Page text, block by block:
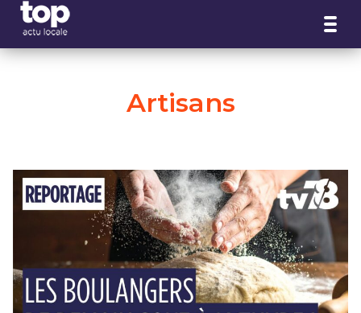
Artisans
Panneau de gestion des cookies